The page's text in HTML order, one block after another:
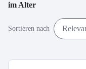
im Alter
Sortieren nach